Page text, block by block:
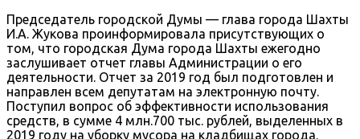
Председатель городской Думы — глава города Шахты
И.А. Жукова проинформировала присутствующих о
том, что городская Дума города Шахты ежегодно
заслушивает отчет главы Администрации о его
деятельности. Отчет за 2019 год был подготовлен и
направлен всем депутатам на электронную почту.
Поступил вопрос об эффективности использования
средств, в сумме 4 млн.700 тыс. рублей, выделенных в
2019 году на уборку мусора на кладбищах города.